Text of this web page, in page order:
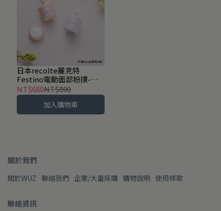
日本recolte麗克特
Festino電動面部粉撲-共2
色
NT$680NT$890
加入購物車
關於我們
關於WUZ 聯絡我們 企業/大量採購 購物說明 使用條款
聯絡資訊